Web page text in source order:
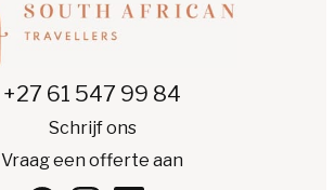
+27 61 547 99 84
Schrijf ons
Vraag een offerte aan